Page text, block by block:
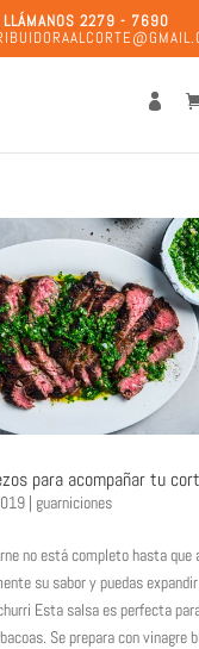
LLÁMANOS 2279 - 7690
para acompañar tu
| guarniciones
no está completo hasta que
su sabor y puedas
Esta salsa es perfecta
Se prepara con vinagre